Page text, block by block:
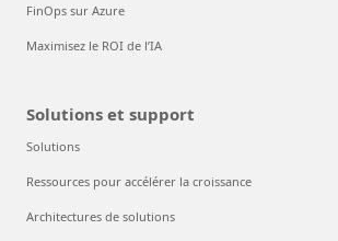
FinOps sur Azure
Maximisez le ROI de l’IA
Solutions et support
Solutions
Ressources pour accélérer la croissance
Architectures de solutions